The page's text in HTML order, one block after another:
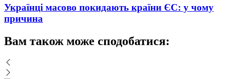
Українці масово покидають країни ЄС: у чому
причина
Вам також може сподобатися: